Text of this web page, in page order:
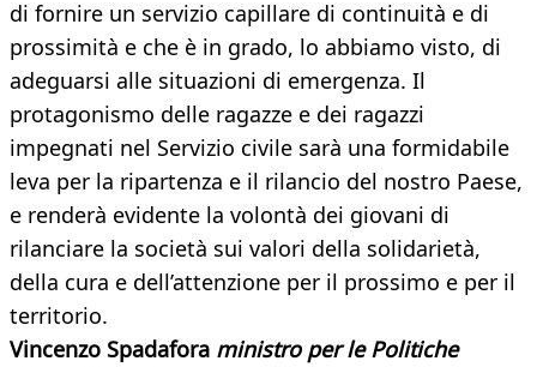
di fornire un servizio capillare di continuità e di
prossimità e che è in grado, lo abbiamo visto, di
adeguarsi alle situazioni di emergenza. Il
protagonismo delle ragazze e dei ragazzi
impegnati nel Servizio civile sarà una formidabile
leva per la ripartenza e il rilancio del nostro Paese,
e renderà evidente la volontà dei giovani di
rilanciare la società sui valori della solidarietà,
della cura e dell’attenzione per il prossimo e per il
territorio.
Vincenzo Spadafora ministro per le Politiche